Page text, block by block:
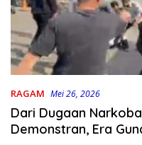
RAGAM Mei 26, 2026
Dari Dugaan
Demonstran, Era